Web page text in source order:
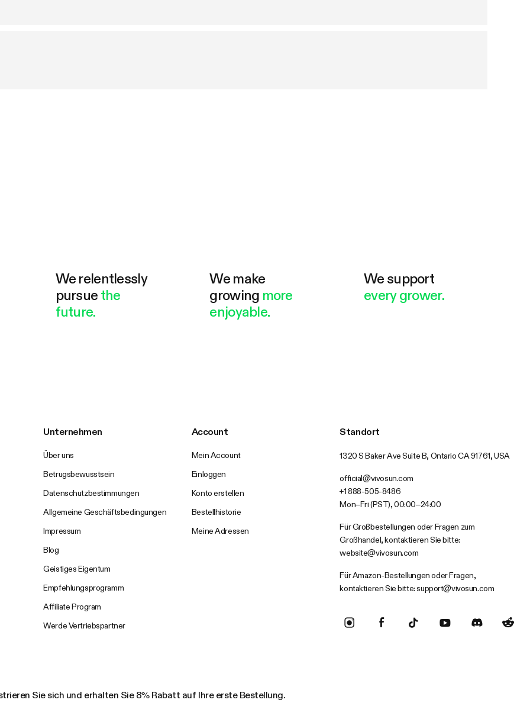
We relentlessly
pursue the
future.
We make
growing more
enjoyable.
We support
every grower.
Unternehmen
Über uns
Betrugsbewusstsein
Datenschutzbestimmungen
Allgemeine Geschäftsbedingungen
Impressum
Blog
Geistiges Eigentum
Empfehlungsprogramm
Affiliate Program
Werde Vertriebspartner
Account
Mein Account
Einloggen
Konto erstellen
Bestellhistorie
Meine Adressen
Standort
1320 S Baker Ave Suite B, Ontario CA 91761, USA
official@vivosun.com
+1 888-505-8486
Mon–Fri (PST), 00:00–24:00
Für Großbestellungen oder Fragen zum
Großhandel, kontaktieren Sie bitte:
website@vivosun.com
Für Amazon-Bestellungen oder Fragen,
kontaktieren Sie bitte:support@vivosun.com
Sie sich und erhalten Sie 8% Rabatt auf Ihre erste Bestellung.